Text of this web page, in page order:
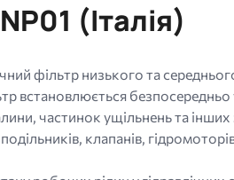
(Італія)
фільтр низького та
безпосередньо
частинок ущільнень та
клапанів,